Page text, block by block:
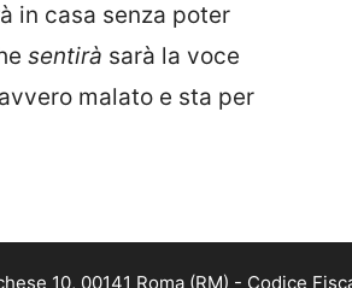
in casa senza poter
sentirà sarà la voce
malato e sta per
10, 00141 Roma (RM) - Codice